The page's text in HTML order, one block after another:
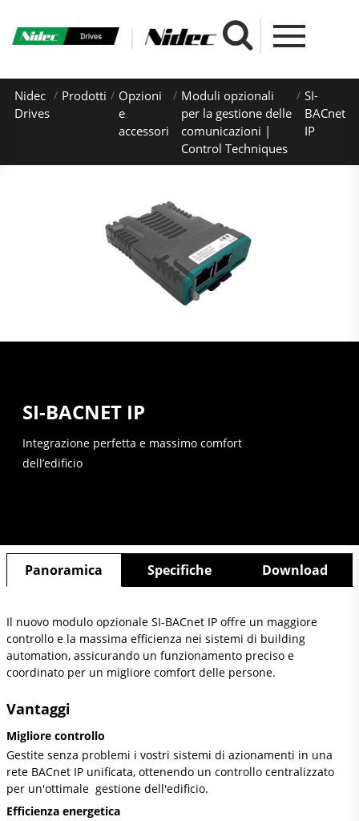
Nidec
Drives
Prodotti
Opzioni
e
accessori
Moduli opzionali
per la gestione delle
comunicazioni |
Control Techniques
SI-
BACnet
IP
SI-BACNET IP
Integrazione perfetta e massimo comfort
dell’edificio
Panoramica Specifiche Download
Il nuovo modulo opzionale SI-BACnet IP offre un maggiore
controllo e la massima efficienza nei sistemi di building
automation, assicurando un funzionamento preciso e
coordinato per un migliore comfort delle persone.
Vantaggi
Migliore controllo
Gestite senza problemi i vostri sistemi di azionamenti in una
rete BACnet IP unificata, ottenendo un controllo centralizzato
per un'ottimale gestione dell'edificio.
Efficienza energetica